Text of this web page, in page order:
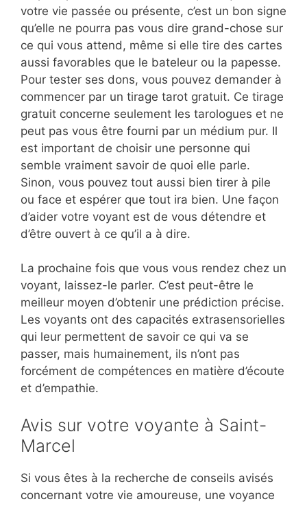
votre vie passée ou présente, c’est un bon signe
qu’elle ne pourra pas vous dire grand-chose sur
ce qui vous attend, même si elle tire des cartes
aussi favorables que le bateleur ou la papesse.
Pour tester ses dons, vous pouvez demander à
commencer par un tirage tarot gratuit. Ce tirage
gratuit concerne seulement les tarologues et ne
peut pas vous être fourni par un médium pur. Il
est important de choisir une personne qui
semble vraiment savoir de quoi elle parle.
Sinon, vous pouvez tout aussi bien tirer à pile
ou face et espérer que tout ira bien. Une façon
d’aider votre voyant est de vous détendre et
d’être ouvert à ce qu’il a à dire.
La prochaine fois que vous vous rendez chez un
voyant, laissez-le parler. C’est peut-être le
meilleur moyen d’obtenir une prédiction précise.
Les voyants ont des capacités extrasensorielles
qui leur permettent de savoir ce qui va se
passer, mais humainement, ils n’ont pas
forcément de compétences en matière d’écoute
et d’empathie.
Avis sur votre voyante à Saint-
Marcel
Si vous êtes à la recherche de conseils avisés
concernant votre vie amoureuse, une voyance